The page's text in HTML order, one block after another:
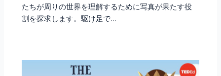
たちが周りの世界を理解するために写真が果たす役
割を探求します。駆け足で…